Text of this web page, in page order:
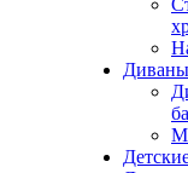
Диваны